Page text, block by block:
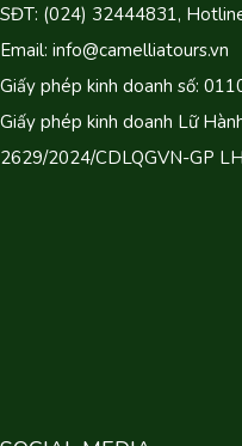
SĐT: (024) 32444831,
Email: info@camelliatours.vn
Giấy phép kinh doanh số:
Giấy phép kinh doanh Lữ
2629/2024/CDLQGVN-GP